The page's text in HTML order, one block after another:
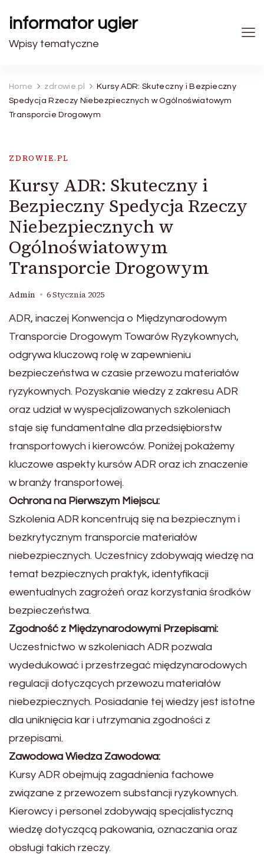
informator ugier
Wpisy tematyczne
Home zdrowie.pl
Kursy ADR: Skuteczny i Bezpieczny
Spedycja Rzeczy Niebezpiecznych w Ogólnoświatowym
Transporcie Drogowym
ZDROWIE.PL
Kursy ADR: Skuteczny i
Bezpieczny Spedycja Rzeczy
Niebezpiecznych w
Ogólnoświatowym
Transporcie Drogowym
Admin 6 Stycznia 2025
ADR, inaczej Konwencja o Międzynarodowym
Transporcie Drogowym Towarów Ryzykownych,
odgrywa kluczową rolę w zapewnieniu
bezpieczeństwa w czasie przewozu materiałów
ryzykownych. Pozyskanie wiedzy z zakresu ADR
oraz udział w wyspecjalizowanych szkoleniach
staje się fundamentalne dla przedsiębiorstw
transportowych i kierowców. Poniżej pokażemy
kluczowe aspekty kursów ADR oraz ich znaczenie
w branży transportowej.
Ochrona na Pierwszym Miejscu:
Szkolenia ADR koncentrują się na bezpiecznym i
bezkrytycznym transporcie materiałów
niebezpiecznych. Uczestnicy zdobywają wiedzę na
temat bezpiecznych praktyk, identyfikacji
ewentualnych zagrożeń oraz korzystania środków
bezpieczeństwa.
Zgodność z Międzynarodowymi Przepisami:
Uczestnictwo w szkoleniach ADR pozwala
wydedukować i przestrzegać międzynarodowych
regulacji dotyczących przewozu materiałów
niebezpiecznych. Posiadanie tej wiedzy jest istotne
dla uniknięcia kar i utrzymania zgodności z
przepisami.
Zawodowa Wiedza Zawodowa:
Kursy ADR obejmują zagadnienia fachowe
związane z przewozem substancji ryzykownych.
Kierowcy i personel zdobywają specjalistyczną
wiedzę dotyczącą pakowania, oznaczania oraz
obsługi takich rzeczy.